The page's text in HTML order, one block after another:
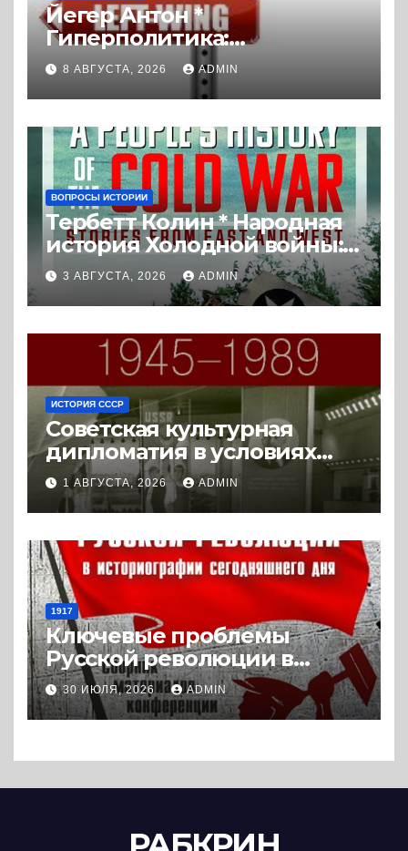
Йегер Антон *
Гиперполитика:
Экстремальная
политизация без
политических
последствий (2026) *
Реферат книги
8 АВГУСТА, 2026 ADMIN
ВОПРОСЫ ИСТОРИИ
Тербетт Колин * Народная
история Холодной войны:
истории с Востока и Запада
(2023) * Реферат книги
3 АВГУСТА, 2026 ADMIN
ИСТОРИЯ СССР
Советская культурная
дипломатия в условиях
Холодной войны. 1945-1989.
(2018) * Книга
1 АВГУСТА, 2026 ADMIN
1917
Ключевые проблемы
Русской революции в
историографии
сегодняшнего дня (2024) *
Книга
30 ИЮЛЯ, 2026 ADMIN